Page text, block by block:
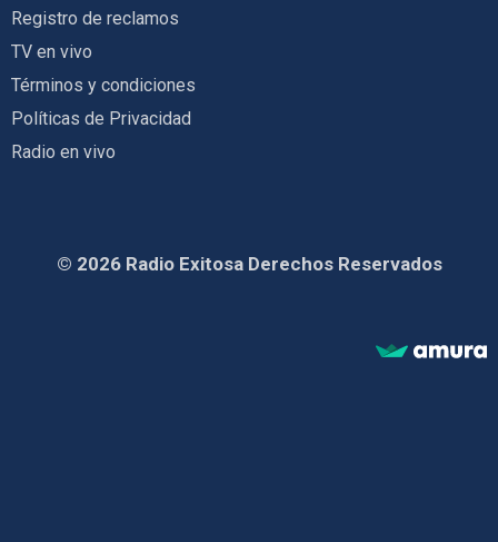
Registro de reclamos
TV en vivo
Términos y condiciones
Políticas de Privacidad
Radio en vivo
© 2026 Radio Exitosa Derechos Reservados